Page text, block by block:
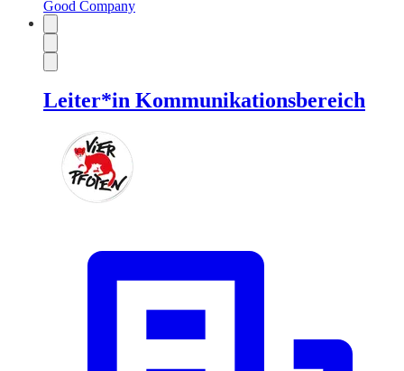
Good Company
Leiter*in Kommunikationsbereich